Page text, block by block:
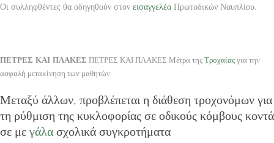
Οι συλληφθέντες θα οδηγηθούν στον εισαγγελέα Πρωτοδικών Ναυπλίου.
ΠΕΤΡΕΣ ΚΑΙ ΠΛΑΚΕΣ ΠΕΤΡΕΣ ΚΑΙ ΠΛΑΚΕΣ Μέτρα τηςΤροχαίαςγια την
ασφαλή μετακίνηση των μαθητών
Μεταξύ άλλων, προβλέπεται η διάθεση τροχονόμων για
τη ρύθμιση της κυκλοφορίας σε οδικούς κόμβους κοντά
σε με γάλα σχολικά συγκροτήματα